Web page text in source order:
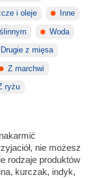
i oleje Inne
Woda
Drugie z mięsa
Z marchwi
ryżu
nie możesz
rodzaje produktów
kurczak, indyk,